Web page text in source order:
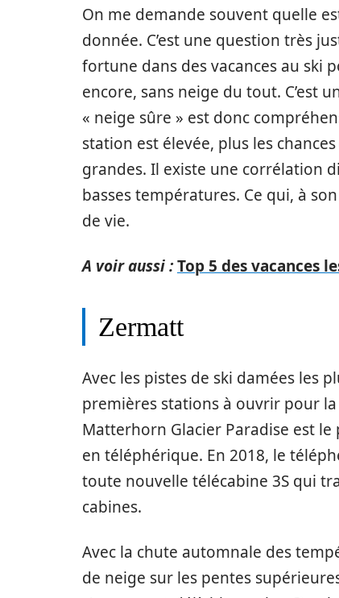
On me demande souvent quelle
donnée. C’est une question très
fortune dans des vacances au ski
encore, sans neige du tout. C’est
« neige sûre » est donc
station est élevée, plus les
grandes. Il existe une corrélation
basses températures. Ce qui, à
de vie.
A voir aussi :Top 5 des vacances
Zermatt
Avec les pistes de ski damées les
premières stations à ouvrir pour la
Matterhorn Glacier Paradise est
en téléphérique. En 2018, le
toute nouvelle télécabine 3S qui
cabines.
Avec la chute automnale des
de neige sur les pentes